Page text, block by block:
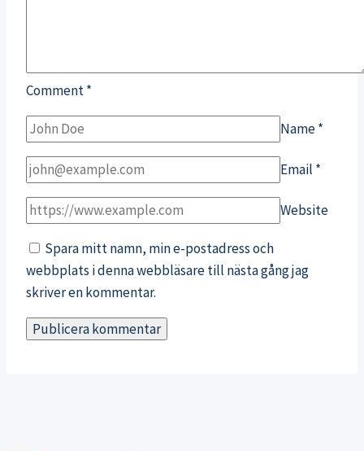
Comment*
Name*
Email *
Website
Spara mitt namn, min e-postadress och
webbplats i denna webbläsare till nästa gång jag
skriver en kommentar.